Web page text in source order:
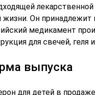
жизни. Он
медикамент
для свечей, геля
выпуска
для детей в